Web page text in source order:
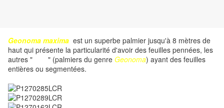
Geonoma maxima est un superbe palmier jusqu'à 8 mètres de
haut qui présente la particularité d'avoir des feuilles pennées, les
autres "
" (palmiers du genre Geonoma) ayant des feuilles
entières ou segmentées.